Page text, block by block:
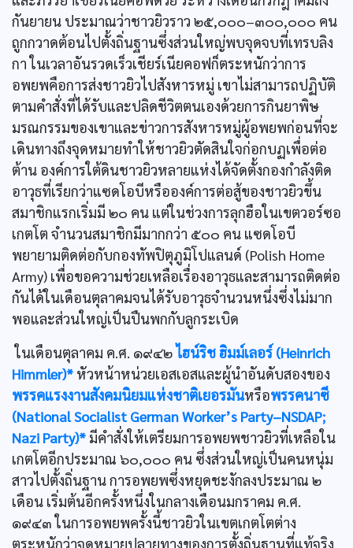
กันยายน ประมาณว่าชาวยิวราว ๒๕,๐๐๐–๓๐๐,๐๐๐ คน
ถูกกวาดต้อนไปตั้งถิ่นฐานซึ่งส่วนใหญ่พบจุดจบที่เทรบลิง
กา ในเวลาอันรวดเร็วเชียร์เนียคอฟก็ตระหนักว่าการ
อพยพคือการส่งชาวยิวไปสังหารหมู่ เขาไม่สามารถปฏิบัติ
ตามคำสั่งที่ได้รับและปลิดชีวิตตนเองด้วยการกินยาพิษ
มรณกรรมของเขาและข่าวการสังหารหมู่ผู้อพยพก่อนที่จะ
เดินทางถึงจุดหมายทำให้ชาวยิวตัดสินใจก่อกบฏเพื่อต่อ
ต้าน องค์การใต้ดินชาวยิวหลายแห่งได้จัดตั้งกองกำลังติด
อาวุธที่เรียกว่าแซดโอบีหรือองค์การต่อสู้ของชาวยิวขึ้น
สมาชิกแรกเริ่มมี ๒๐ คน แต่ในช่วงการลุกฮือในเขตวอร์ซอ
เกตโต จำนวนสมาชิกมีมากกว่า ๕๐๐ คน แซดโอบี
พยายามติดต่อกับกองทัพปิตุภูมิโปแลนด์ (Polish Home
Army) เพื่อขอความช่วยเหลือเรื่องอาวุธและสามารถติดต่อ
กันได้ในเดือนตุลาคมจนได้รับอาวุธจำนวนหนึ่งซึ่งไม่มาก
พอและส่วนใหญ่เป็นปืนพกกับลูกระเบิด
ในเดือนตุลาคม ค.ศ. ๑๙๔๒ไฮน์ริช ฮิมม์เลอร์ (Heinrich
Himmler)* หัวหน้าหน่วยเอสเอสและผู้นำอันดับสองของ
พรรคแรงงานสังคมนิยมแห่งชาติเยอรมันหรือพรรคนาซี
(National Socialist German Worker’s Party–NSDAP;
Nazi Party)* มีคำสั่งให้เตรียมการอพยพชาวยิวที่เหลือใน
เกตโตอีกประมาณ ๖๐,๐๐๐ คน ซึ่งส่วนใหญ่เป็นคนหนุ่ม
สาวไปตั้งถิ่นฐาน การอพยพซึ่งหยุดชะงักลงประมาณ ๒
เดือน เริ่มต้นอีกครั้งหนึ่งในกลางเดือนมกราคม ค.ศ.
๑๙๔๓ ในการอพยพครั้งนี้ชาวยิวในเขตเกตโตต่าง
ตระหนักว่าจุดหมายปลายทางของการตั้งถิ่นฐานที่แท้จริง